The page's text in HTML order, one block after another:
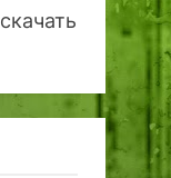
скачать